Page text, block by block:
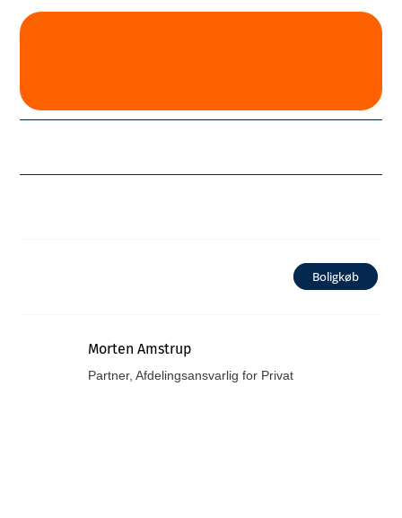
Boligkøb
Morten Amstrup
Partner, Afdelingsansvarlig for Privat